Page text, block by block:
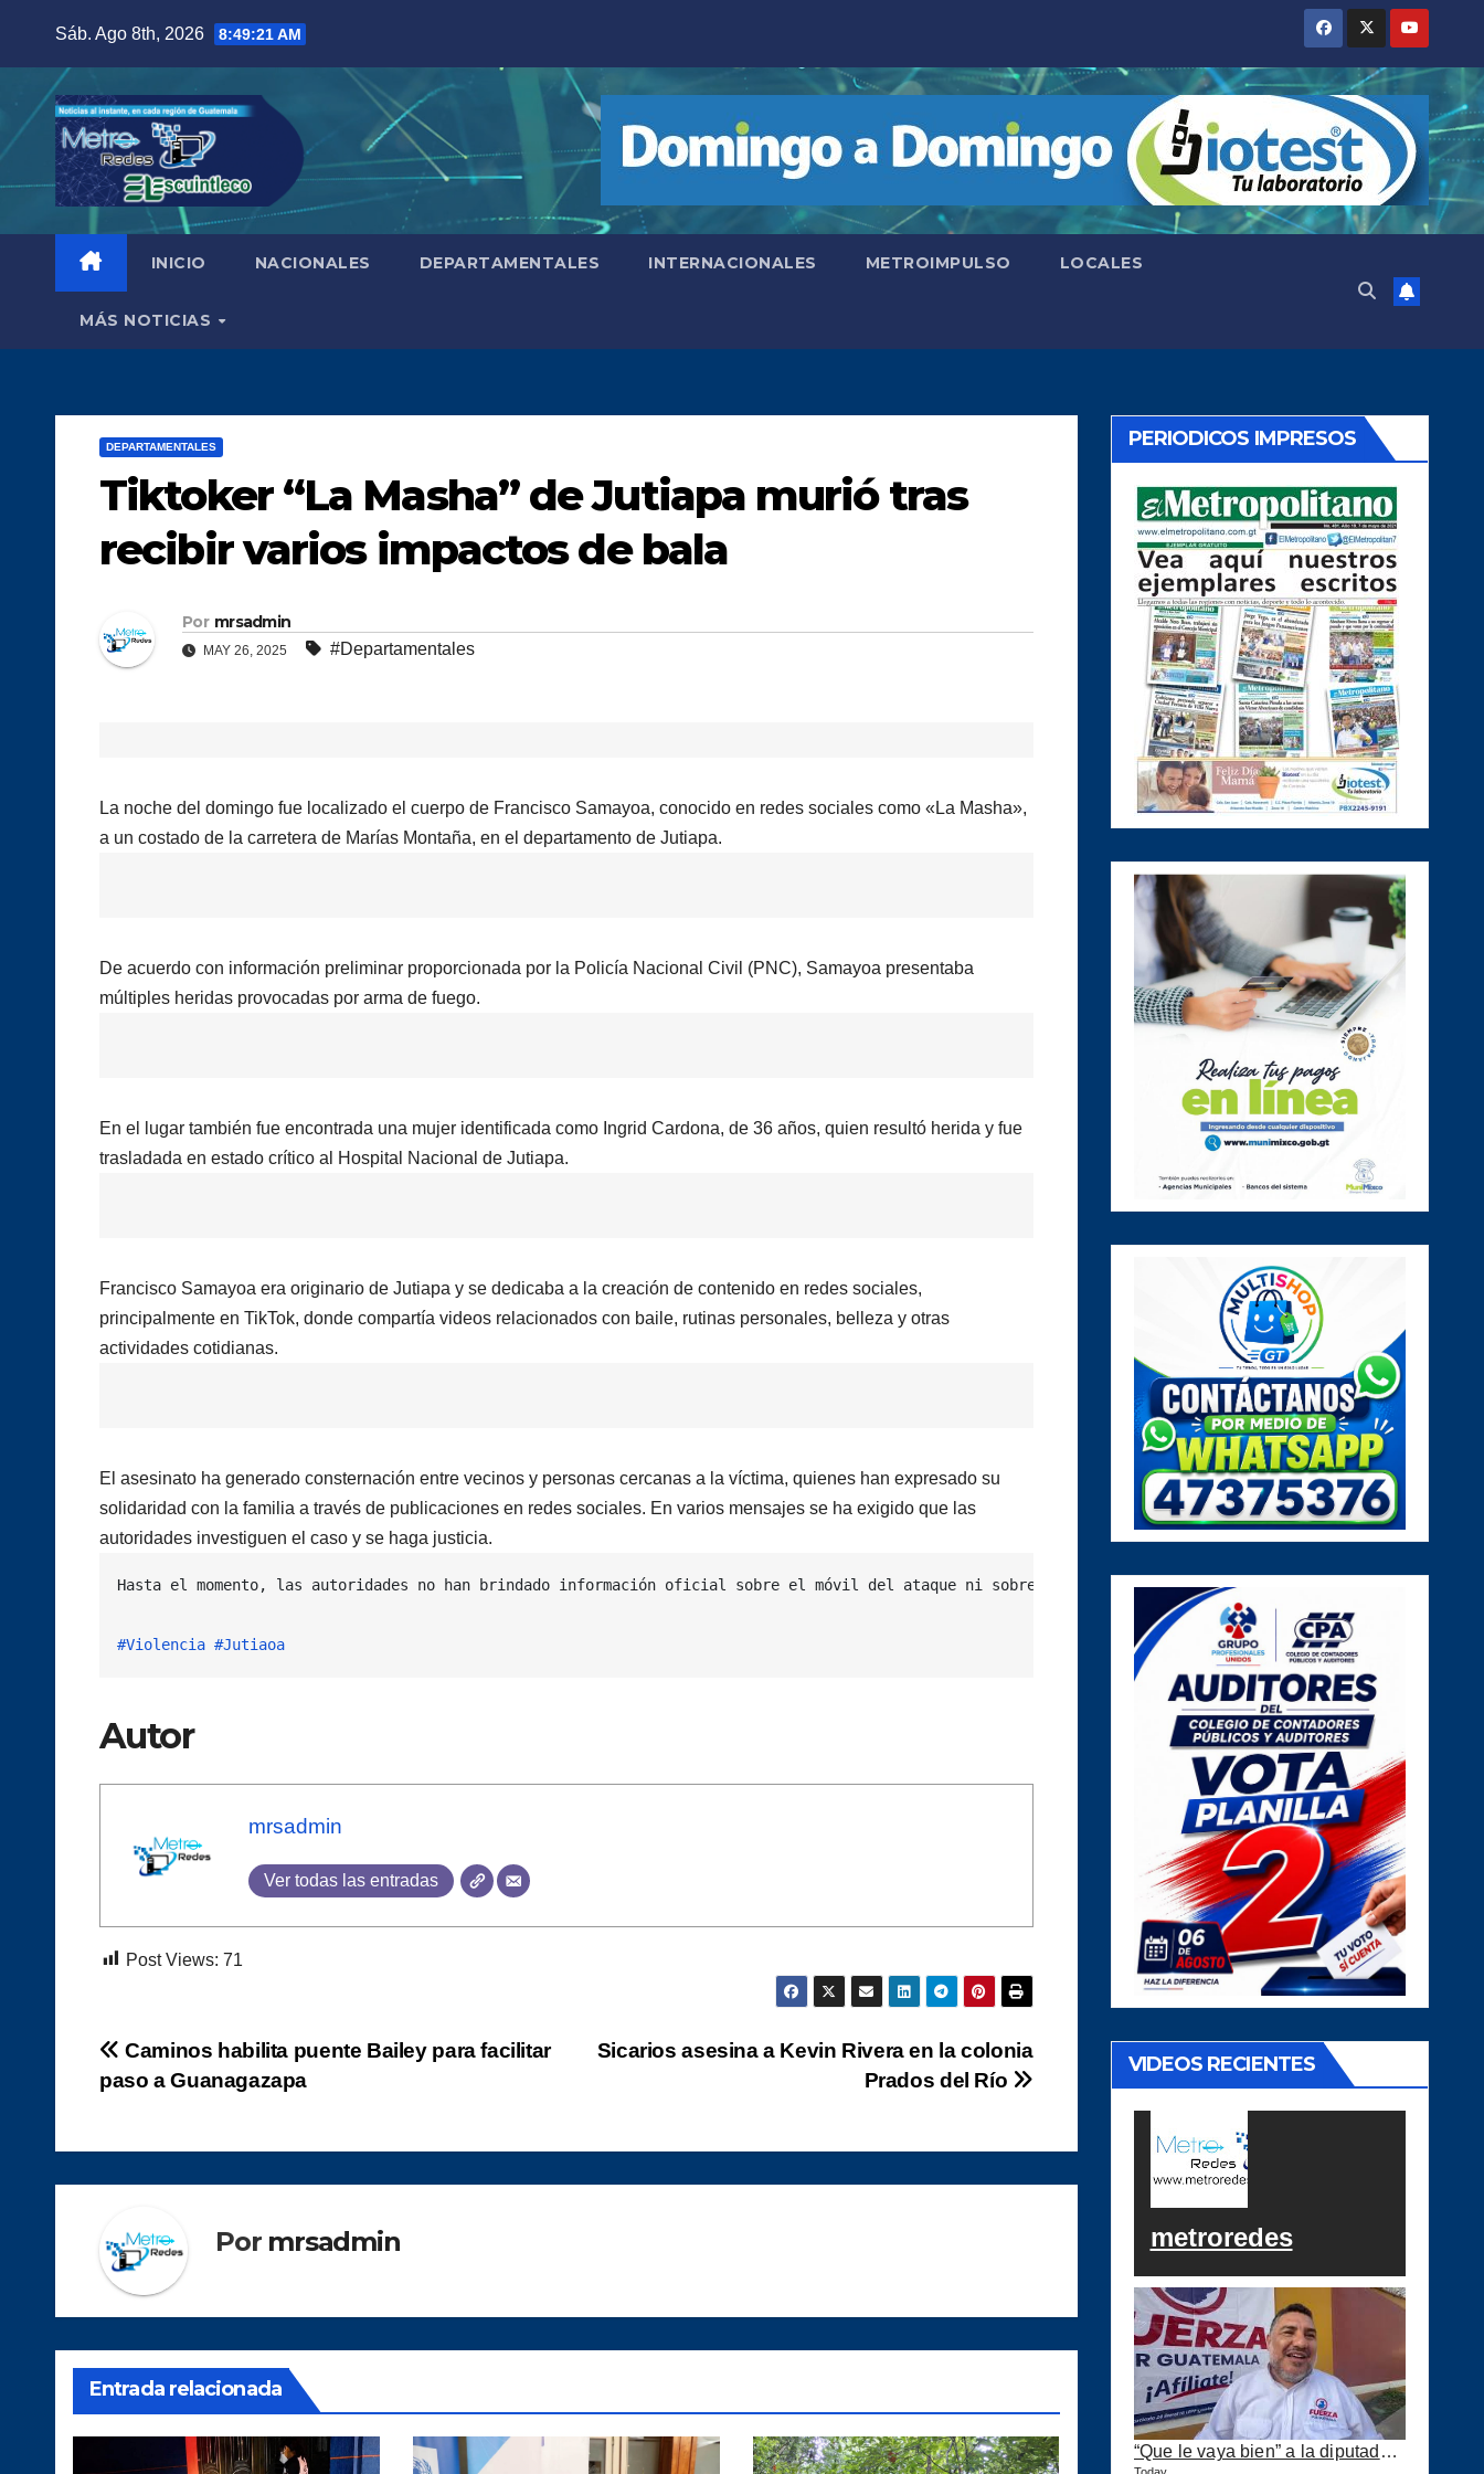
contenido
Sáb. Ago 8th, 2026 8:49:22 AM
INICIO NACIONALES DEPARTAMENTALES INTERNACIONALES METROIMPULSO LOCALES
MÁS NOTICIAS
DEPARTAMENTALES
Tiktoker “La Masha” de Jutiapa murió tras
recibir varios impactos de bala
Por mrsadmin
MAY 26, 2025 #Departamentales
La noche del domingo fue localizado el cuerpo de Francisco Samayoa, conocido en redes sociales como «La Masha»,
a un costado de la carretera de Marías Montaña, en el departamento de Jutiapa.
De acuerdo con información preliminar proporcionada por la Policía Nacional Civil (PNC), Samayoa presentaba
múltiples heridas provocadas por arma de fuego.
En el lugar también fue encontrada una mujer identificada como Ingrid Cardona, de 36 años, quien resultó herida y fue
trasladada en estado crítico al Hospital Nacional de Jutiapa.
Francisco Samayoa era originario de Jutiapa y se dedicaba a la creación de contenido en redes sociales,
principalmente en TikTok, donde compartía videos relacionados con baile, rutinas personales, belleza y otras
actividades cotidianas.
El asesinato ha generado consternación entre vecinos y personas cercanas a la víctima, quienes han expresado su
solidaridad con la familia a través de publicaciones en redes sociales. En varios mensajes se ha exigido que las
autoridades investiguen el caso y se haga justicia.
Hasta el momento, las autoridades no han brindado información oficial sobre el móvil del ataque ni sobre posibles responsables.
#Violencia #Jutiaoa
Autor
mrsadmin
Ver todas las entradas
Post Views: 71
Navegación
de
entradas
Sicarios asesina a Kevin Rivera en la colonia
Prados del Río
Caminos habilita puente Bailey para facilitar
paso a Guanagazapa
Por mrsadmin
Entrada relacionada
PERIODICOS IMPRESOS
VIDEOS RECIENTES
metroredes
“Que le vaya bien” a la diputada Jovel…